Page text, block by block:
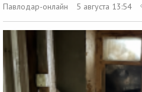
Павлодар-онлайн
5 августа 13:54